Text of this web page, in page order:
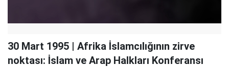
30 Mart 1995 | Afrika İslamcılığının zirve
noktası: İslam ve Arap Halkları Konferansı